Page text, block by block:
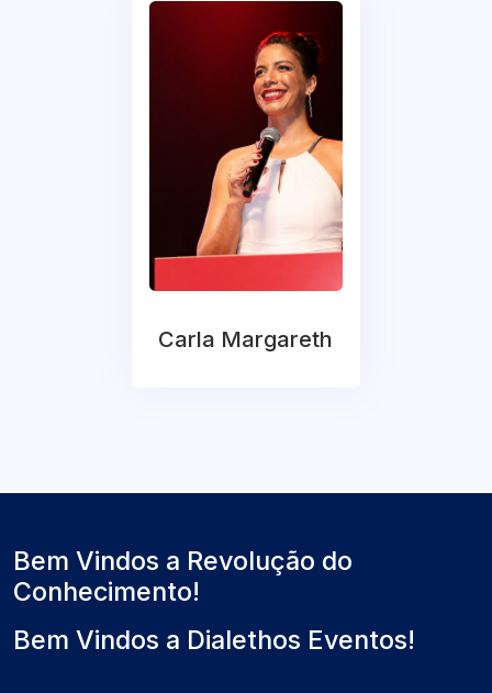
Carla Margareth
Bem Vindos a Revolução do
Conhecimento!
Bem Vindos a Dialethos Eventos!